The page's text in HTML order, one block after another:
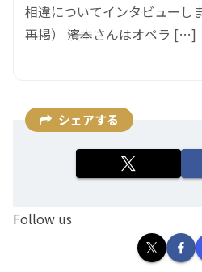
相違についてインタビューし
再掲） ――濱本さんはオペラ […]
シェアする
Follow us